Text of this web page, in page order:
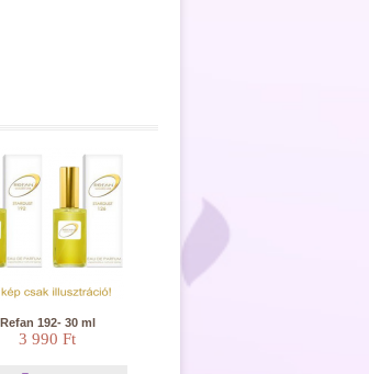
Refan 192- 30 ml
3 990 Ft